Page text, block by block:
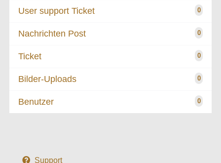
User support Ticket 0
Nachrichten Post 0
Ticket 0
Bilder-Uploads 0
Benutzer 0
Support